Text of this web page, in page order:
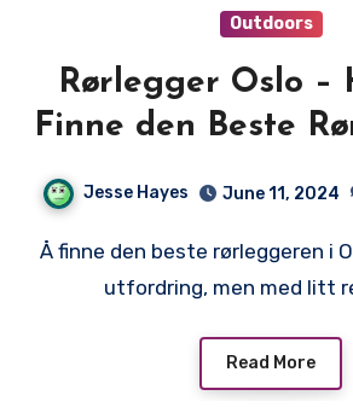
Outdoors
Rørlegger Oslo –
Finne den Beste
Jesse Hayes June 11, 2024
Å finne den beste rørleggeren i Oslo kan være en
utfordring, men med litt
Read More